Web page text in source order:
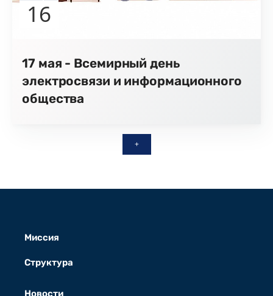
16
17 мая - Всемирный день
электросвязи и информационного
общества
+
Миссия
Структура
Новости